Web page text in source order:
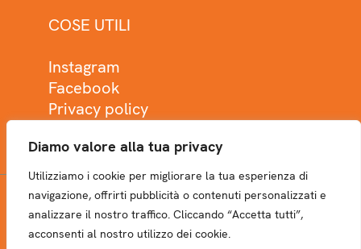
Diamo valore alla tua privacy
Utilizziamo i cookie per migliorare la tua esperienza di
navigazione, offrirti pubblicità o contenuti personalizzati e
analizzare il nostro traffico. Cliccando “Accetta tutti”,
acconsenti al nostro utilizzo dei cookie.
COSE UTILI
Instagram
Facebook
Privacy policy
NEWSLETTER